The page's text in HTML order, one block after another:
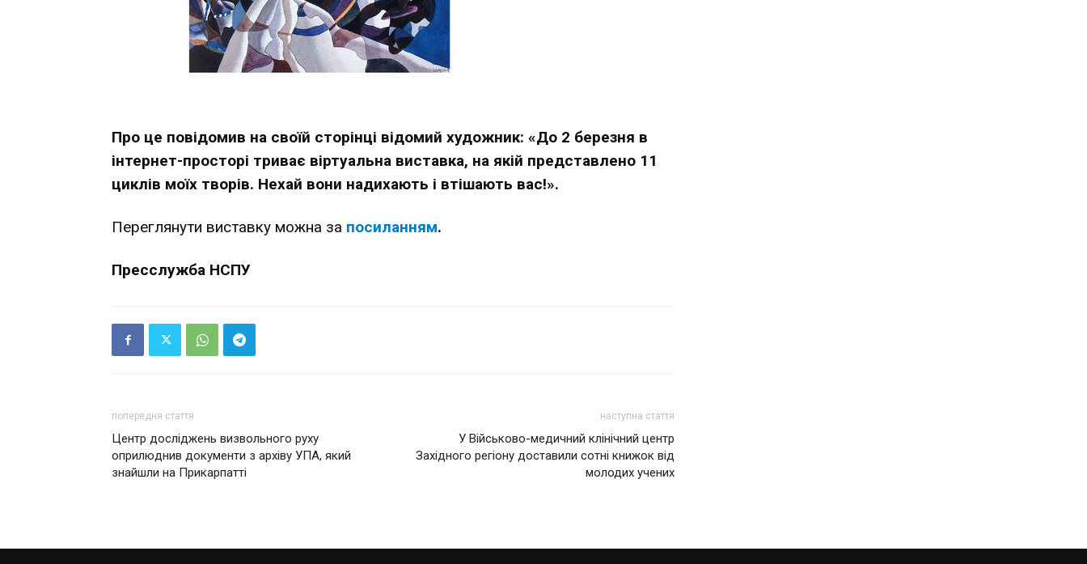
Про це повідомив на своїй сторінці відомий художник: «До 2 березня в
інтернет-просторі триває віртуальна виставка, на якій представлено 11
циклів моїх творів. Нехай вони надихають і втішають вас!».
Переглянути виставку можна за посиланням.
Пресслужба НСПУ
попередня стаття
Центр досліджень визвольного руху
оприлюднив документи з архіву УПА, який
знайшли на Прикарпатті
наступна стаття
У Військово-медичний клінічний центр
Західного регіону доставили сотні книжок від
молодих учених